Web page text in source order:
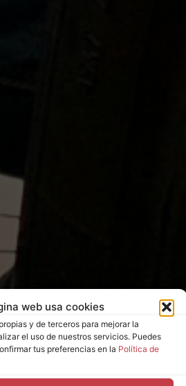
web usa cookies
y de terceros para mejorar la
el uso de nuestros servicios. Puedes
tus preferencias en la Política de